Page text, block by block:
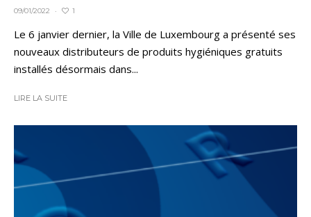
09/01/2022 · 1
Le 6 janvier dernier, la Ville de Luxembourg a présenté ses
nouveaux distributeurs de produits hygiéniques gratuits
installés désormais dans...
LIRE LA SUITE